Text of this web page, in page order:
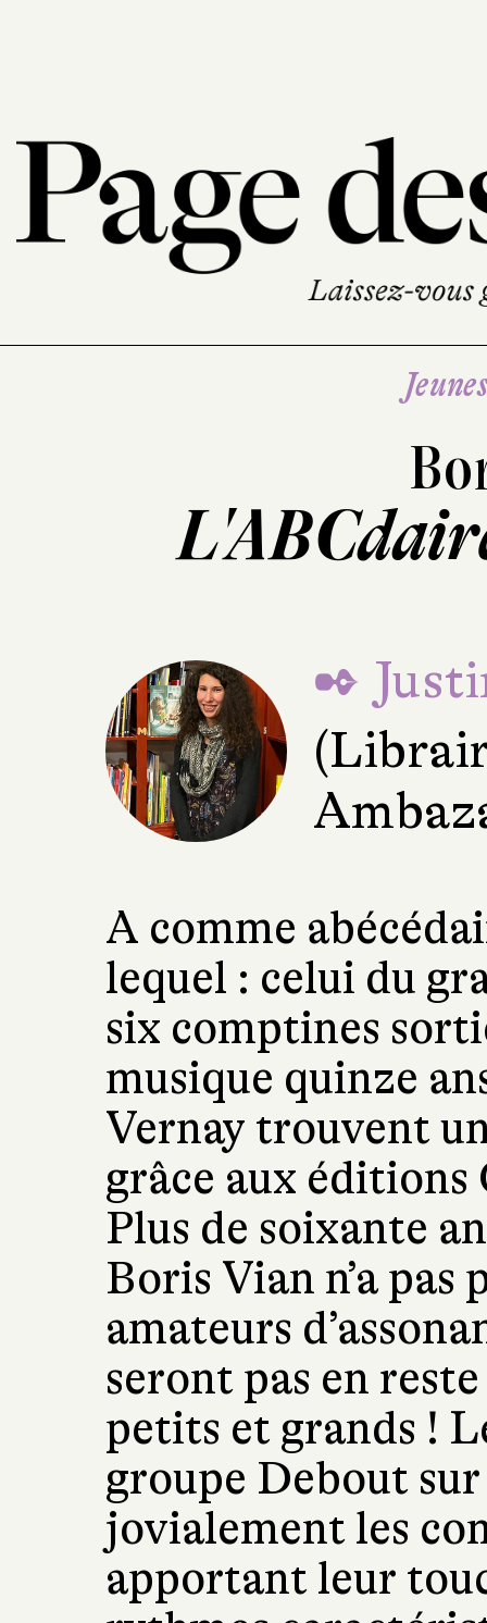
✒
A comme
lequel : celui du
six comptines
musique quinze
Vernay trouvent
grâce aux éditions
Plus de soixante
Boris Vian n’a pas
amateurs
seront pas en
petits et grands !
groupe Debout
jovialement les
apportant leur